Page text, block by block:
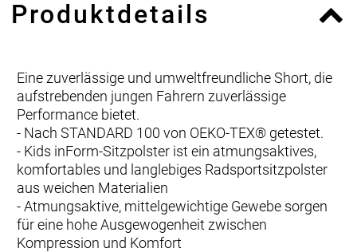
Produktdetails
Eine zuverlässige und umweltfreundliche Short, die
aufstrebenden jungen Fahrern zuverlässige
Performance bietet.
- Nach STANDARD 100 von OEKO-TEX® getestet.
- Kids inForm-Sitzpolster ist ein atmungsaktives,
komfortables und langlebiges Radsportsitzpolster
aus weichen Materialien
- Atmungsaktive, mittelgewichtige Gewebe sorgen
für eine hohe Ausgewogenheit zwischen
Kompression und Komfort